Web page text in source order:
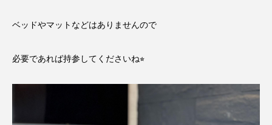
ベッドやマットなどはありませんので
必要であれば持参してくださいね⭐︎